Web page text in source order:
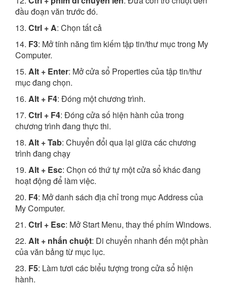
đầu đoạn văn trước đó.
13. Ctrl + A: Chọn tất cả
14. F3: Mở tính năng tìm kiếm tập tin/thư mục trong My
Computer.
15. Alt + Enter: Mở cửa sổ Properties của tập tin/thư
mục đang chọn.
16. Alt + F4: Đóng một chương trình.
17. Ctrl + F4: Đóng cửa số hiện hành của trong
chương trình đang thực thi.
18. Alt + Tab: Chuyển đổi qua lại giữa các chương
trình đang chạy
19. Alt + Esc: Chọn có thứ tự một cửa sổ khác đang
hoạt động để làm việc.
20. F4: Mở danh sách địa chỉ trong mục Address của
My Computer.
21. Ctrl + Esc: Mở Start Menu, thay thế phím Windows.
22. Alt + nhấn chuột: Di chuyển nhanh đến một phần
của văn bảng từ mục lục.
23. F5: Làm tươi các biểu tượng trong cửa sổ hiện
hành.